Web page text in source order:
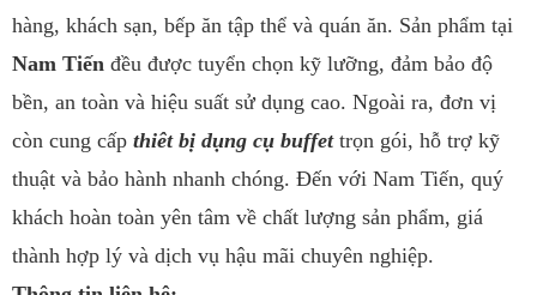
hàng, khách sạn, bếp ăn tập thể và quán ăn. Sản phẩm tại
Nam Tiến đều được tuyển chọn kỹ lưỡng, đảm bảo độ
bền, an toàn và hiệu suất sử dụng cao. Ngoài ra, đơn vị
còn cung cấp thiêt bị dụng cụ buffettrọn gói, hỗ trợ kỹ
thuật và bảo hành nhanh chóng. Đến với Nam Tiến, quý
khách hoàn toàn yên tâm về chất lượng sản phẩm, giá
thành hợp lý và dịch vụ hậu mãi chuyên nghiệp.